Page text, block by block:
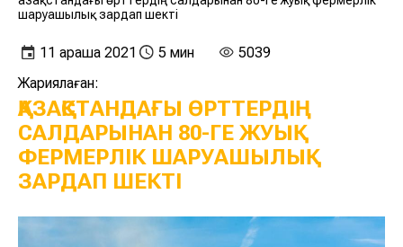
шаруашылық зардап шекті
11 қараша 2021 5 мин
5039
Жариялаған:
ҚАЗАҚСТАНДАҒЫ ӨРТТЕРДІҢ
САЛДАРЫНАН 80-ГЕ ЖУЫҚ
ФЕРМЕРЛІК ШАРУАШЫЛЫҚ
ЗАРДАП ШЕКТІ